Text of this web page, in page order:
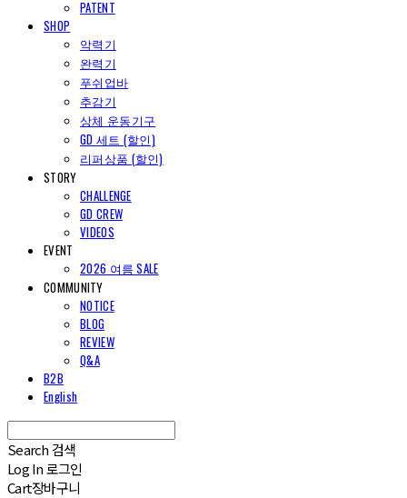
PATENT
SHOP
악력기
완력기
푸쉬업바
추감기
상체 운동기구
GD 세트 (할인)
리퍼상품 (할인)
STORY
CHALLENGE
GD CREW
VIDEOS
EVENT
2026 여름 SALE
COMMUNITY
NOTICE
BLOG
REVIEW
Q&A
B2B
English
Search 검색
Log In로그인
Cart장바구니